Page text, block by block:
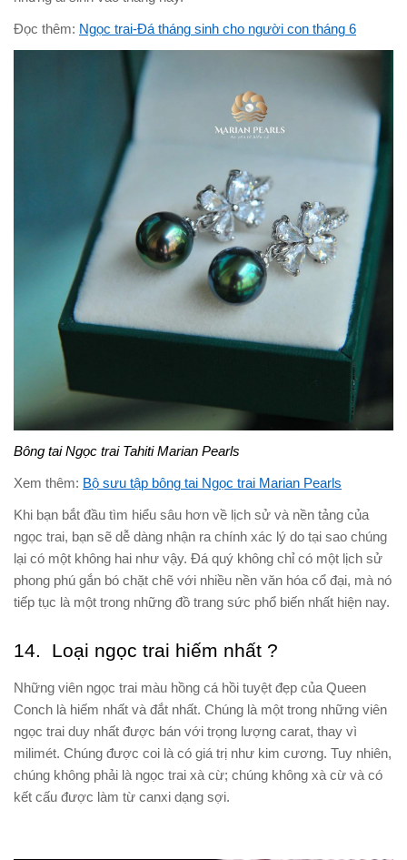
Đọc thêm: Ngọc trai-Đá tháng sinh cho người con tháng 6
Bông tai Ngọc trai Tahiti Marian Pearls
Xem thêm: Bộ sưu tập bông tai Ngọc trai Marian Pearls
Khi bạn bắt đầu tìm hiểu sâu hơn về lịch sử và nền tảng của
ngọc trai, bạn sẽ dễ dàng nhận ra chính xác lý do tại sao chúng
lại có một không hai như vậy. Đá quý không chỉ có một lịch sử
phong phú gắn bó chặt chẽ với nhiều nền văn hóa cổ đại, mà nó
tiếp tục là một trong những đồ trang sức phổ biến nhất hiện nay.
14. Loại ngọc trai hiếm nhất ?
Những viên ngọc trai màu hồng cá hồi tuyệt đẹp của Queen
Conch là hiếm nhất và đắt nhất. Chúng là một trong những viên
ngọc trai duy nhất được bán với trọng lượng carat, thay vì
milimét. Chúng được coi là có giá trị như kim cương. Tuy nhiên,
chúng không phải là ngọc trai xà cừ; chúng không xà cừ và có
kết cấu được làm từ canxi dạng sợi.